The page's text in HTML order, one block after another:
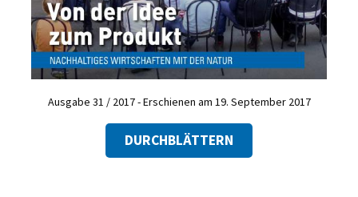
Ausgabe 31 / 2017 - Erschienen am 19. September 2017
DURCHBLÄTTERN